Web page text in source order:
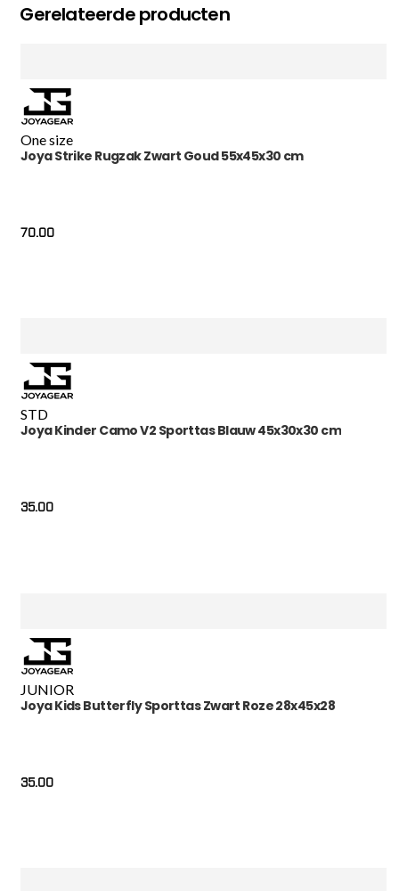
Gerelateerde producten
One size
Joya Strike Rugzak Zwart Goud 55x45x30 cm
70.00
STD
Joya Kinder Camo V2 Sporttas Blauw 45x30x30 cm
35.00
JUNIOR
Joya Kids Butterfly Sporttas Zwart Roze 28x45x28
35.00